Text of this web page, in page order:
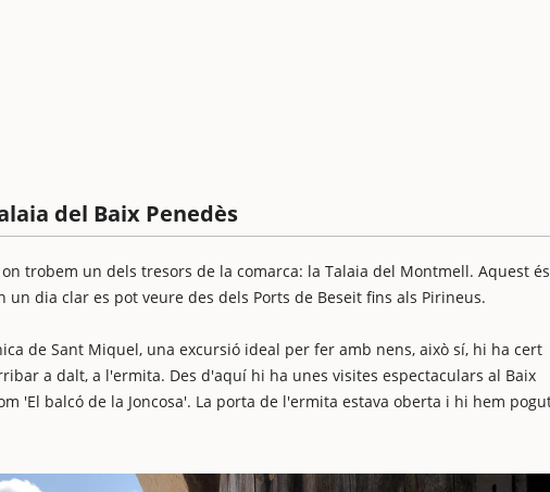
del Baix Penedès
trobem un dels tresors de la comarca: la Talaia del Montmell. Aquest
un dia clar es pot veure des dels Ports de Beseit fins als Pirineus.
de Sant Miquel, una excursió ideal per fer amb nens, això sí, hi ha cert
a dalt, a l'ermita. Des d'aquí hi ha unes visites espectaculars al Baix
'El balcó de la Joncosa'. La porta de l'ermita estava oberta i hi hem